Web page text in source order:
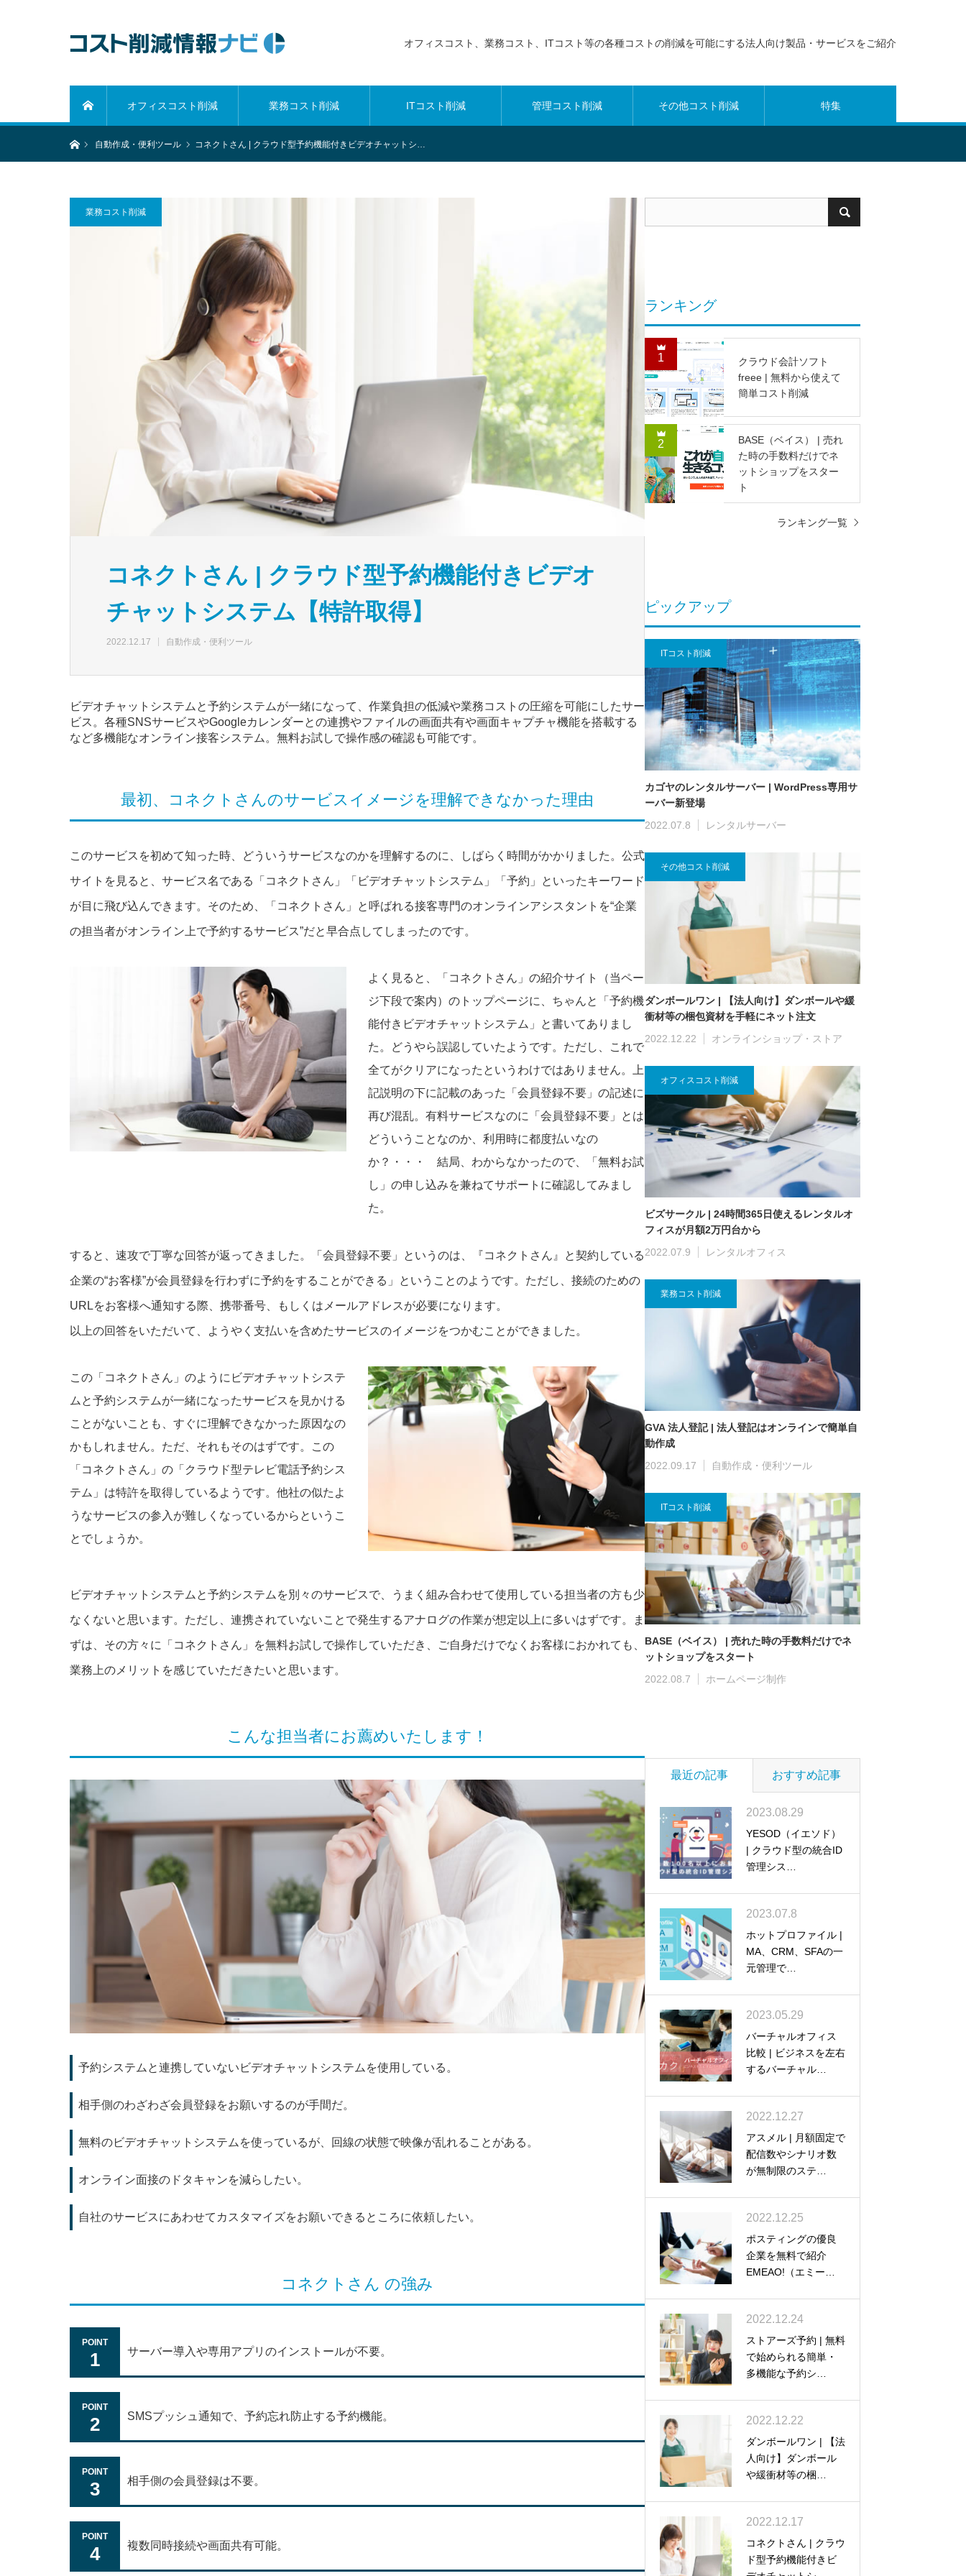
オフィスコスト削減 業務コスト削減 ITコスト削減 管理コスト削減 その他コスト削減 特集
オフィスコスト、業務コスト、ITコスト等の各種コストの削減を可能にする法人向け製品・サービスをご紹介
ホーム自動作成・便利ツール コネクトさん | クラウド型予約機能付きビデオチャットシ…
業務コスト削減
コネクトさん | クラウド型予約機能付きビデオ
チャットシステム【特許取得】
2022.12.17 自動作成・便利ツール
ビデオチャットシステムと予約システムが一緒になって、作業負担の低減や業務コストの圧縮を可能にしたサー
ビス。各種SNSサービスやGoogleカレンダーとの連携やファイルの画面共有や画面キャプチャ機能を搭載する
など多機能なオンライン接客システム。無料お試しで操作感の確認も可能です。
最初、コネクトさんのサービスイメージを理解できなかった理由
このサービスを初めて知った時、どういうサービスなのかを理解するのに、しばらく時間がかかりました。公式
サイトを見ると、サービス名である「コネクトさん」「ビデオチャットシステム」「予約」といったキーワード
が目に飛び込んできます。そのため、「コネクトさん」と呼ばれる接客専門のオンラインアシスタントを“企業
の担当者がオンライン上で予約するサービス”だと早合点してしまったのです。
よく見ると、「コネクトさん」の紹介サイト（当ペー
ジ下段で案内）のトップページに、ちゃんと「予約機
能付きビデオチャットシステム」と書いてありまし
た。どうやら誤認していたようです。ただし、これで
全てがクリアになったというわけではありません。上
記説明の下に記載のあった「会員登録不要」の記述に
再び混乱。有料サービスなのに「会員登録不要」とは
どういうことなのか、利用時に都度払いなの
か？・・・ 結局、わからなかったので、「無料お試
し」の申し込みを兼ねてサポートに確認してみまし
た。
すると、速攻で丁寧な回答が返ってきました。「会員登録不要」というのは、『コネクトさん』と契約している
企業の“お客様”が会員登録を行わずに予約をすることができる」ということのようです。ただし、接続のための
URLをお客様へ通知する際、携帯番号、もしくはメールアドレスが必要になります。
以上の回答をいただいて、ようやく支払いを含めたサービスのイメージをつかむことができました。
この「コネクトさん」のようにビデオチャットシステ
ムと予約システムが一緒になったサービスを見かける
ことがないことも、すぐに理解できなかった原因なの
かもしれません。ただ、それもそのはずです。この
「コネクトさん」の「クラウド型テレビ電話予約シス
テム」は特許を取得しているようです。他社の似たよ
うなサービスの参入が難しくなっているからというこ
とでしょうか。
ビデオチャットシステムと予約システムを別々のサービスで、うまく組み合わせて使用している担当者の方も少
なくないと思います。ただし、連携されていないことで発生するアナログの作業が想定以上に多いはずです。ま
ずは、その方々に「コネクトさん」を無料お試しで操作していただき、ご自身だけでなくお客様におかれても、
業務上のメリットを感じていただきたいと思います。
こんな担当者にお薦めいたします！
予約システムと連携していないビデオチャットシステムを使用している。
相手側のわざわざ会員登録をお願いするのが手間だ。
無料のビデオチャットシステムを使っているが、回線の状態で映像が乱れることがある。
オンライン面接のドタキャンを減らしたい。
自社のサービスにあわせてカスタマイズをお願いできるところに依頼したい。
コネクトさん の強み
1 サーバー導入や専用アプリのインストールが不要。
2 SMSプッシュ通知で、予約忘れ防止する予約機能。
3 相手側の会員登録は不要。
4 複数同時接続や画面共有可能。
ランキング
1
クラウド会計ソフト
freee | 無料から使えて
簡単コスト削減
2
BASE（ベイス） | 売れ
た時の手数料だけでネ
ットショップをスター
ト
ランキング一覧
ピックアップ
ITコスト削減
カゴヤのレンタルサーバー | WordPress専用サ
ーバー新登場
2022.07.8
レンタルサーバー
その他コスト削減
ダンボールワン | 【法人向け】ダンボールや緩
衝材等の梱包資材を手軽にネット注文
2022.12.22
オンラインショップ・ストア
オフィスコスト削減
ビズサークル | 24時間365日使えるレンタルオ
フィスが月額2万円台から
2022.07.9
レンタルオフィス
業務コスト削減
GVA 法人登記 | 法人登記はオンラインで簡単自
動作成
2022.09.17
自動作成・便利ツール
ITコスト削減
BASE（ベイス） | 売れた時の手数料だけでネ
ットショップをスタート
2022.08.7
ホームページ制作
最近の記事 おすすめ記事
2023.08.29
YESOD（イエソド）
| クラウド型の統合ID
管理シス…
2023.07.8
ホットプロファイル |
MA、CRM、SFAの一
元管理で…
2023.05.29
バーチャルオフィス
比較 | ビジネスを左右
するバーチャル…
2022.12.27
アスメル | 月額固定で
配信数やシナリオ数
が無制限のステ…
2022.12.25
ポスティングの優良
企業を無料で紹介
EMEAO!（エミー…
2022.12.24
ストアーズ予約 | 無料
で始められる簡単・
多機能な予約シ…
2022.12.22
ダンボールワン | 【法
人向け】ダンボール
や緩衝材等の梱…
2022.12.17
コネクトさん | クラウ
ド型予約機能付きビ